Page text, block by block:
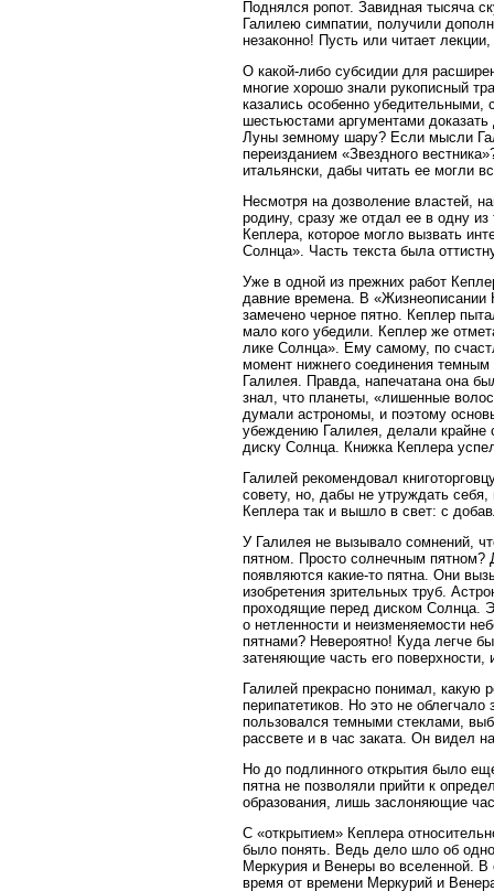
Поднялся ропот. Завидная тысяча
Галилею симпатии, получили
незаконно! Пусть или читает
О какой-либо субсидии для
многие хорошо знали рукописный
казались особенно убедительными,
шестьюстами аргументами
Луны земному шару? Если мысли
переизданием «Звездного
итальянски, дабы читать ее могли
Несмотря на дозволение властей,
родину, сразу же отдал ее в одну
Кеплера, которое могло вызвать
Солнца». Часть текста была
Уже в одной из прежних работ
давние времена. В «Жизнеописании
замечено черное пятно. Кеплер
мало кого убедили. Кеплер же
лике Солнца». Ему самому, по
момент нижнего соединения темным
Галилея. Правда, напечатана она
знал, что планеты, «лишенные
думали астрономы, и поэтому
убеждению Галилея, делали крайне
диску Солнца. Книжка Кеплера
Галилей рекомендовал
совету, но, дабы не утруждать
Кеплера так и вышло в свет: с
У Галилея не вызывало сомнений,
пятном. Просто солнечным пятном?
появляются какие-то пятна. Они
изобретения зрительных труб.
проходящие перед диском Солнца.
о нетленности и неизменяемости
пятнами? Невероятно! Куда легче
затеняющие часть его
Галилей прекрасно понимал, какую
перипатетиков. Но это не
пользовался темными стеклами,
рассвете и в час заката. Он видел
Но до подлинного открытия было
пятна не позволяли прийти к
образования, лишь заслоняющие
С «открытием» Кеплера
было понять. Ведь дело шло об
Меркурия и Венеры во вселенной. В
время от времени Меркурий и